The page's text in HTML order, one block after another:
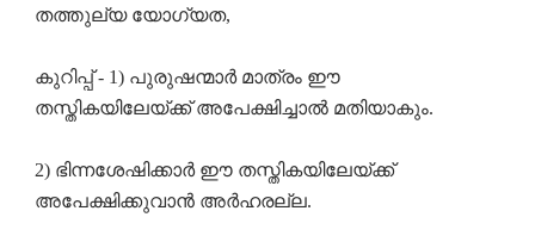
തത്തുല്യ യോഗ്യത,
കുറിപ്പ് - 1) പുരുഷന്മാർ മാത്രം ഈ
തസ്തികയിലേയ്ക്ക് അപേക്ഷിച്ചാൽ മതിയാകും.
2) ഭിന്നശേഷിക്കാർ ഈ തസ്തികയിലേയ്ക്ക്
അപേക്ഷിക്കുവാൻ അർഹരല്ല.